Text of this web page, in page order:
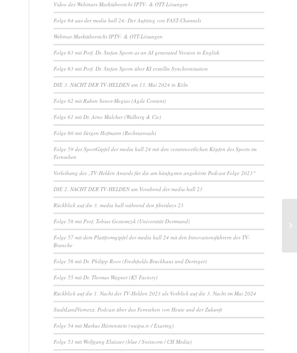
Video des Webinars Marktübersicht IPTV- & OTT-Lösungen
Folge 64 aus der media hall 24: Der Aufstieg von FAST-Channels
Webinar Marktübersicht IPTV- & OTT-Lösungen
Folge 63 mit Porf. Dr. Stefan Sporn as an AI generated Version in English
Folge 63 mit Porf. Dr. Stefan Sporn über KI erstellte Synchronisation
DIE 3. NACHT DER TV-HELDEN am 13. Mai 2024 in Köln
Folge 62 mit Ruben Senor-Megias (Agile Content)
Folge 61 mit Dr. Arno Malcher (Walberg & Cie)
Folge 60 mit Jürgen Hofmann (Rechtsanwalt)
Folge 59 der SportGipfel der media hall 24 mit den verantwortlichen Köpfen des Sports im
Fernsehen
Verleihung des „TV-Helden Awards für die am häufigsten angehörte Podcast Folge 2023“
DIE 2. NACHT DER TV-HELDEN am Vorabend der media hall 23
Rückblick auf die 3. media hall während den fiberdays 23
Folge 58 mit Prof. Tobias Gostomzyk (Universität Dortmund)
Folge 57 mit dem Plattformgipfel der media hall 24 mit den Innovationsführern der TV-
Branche
Folge 56 mit Dr. Philipp Roos (Freshfields Bruckhaus und Deringer)
Folge 55 mit Dr. Thomas Wagner (K5 Factory)
Rückblick auf die 1. Nacht der TV-Helden 2023 als Vorblick auf die 3. Nacht im Mai 2024
StadtLandVernetzt. Podcast über das Fernsehen von Heute und der Zukunft
Folge 54 mit Markus Härtenstein (waipu.tv / Exaring)
Folge 53 mit Wolfgang Elsässer (blue / Swisscom / CH Media)